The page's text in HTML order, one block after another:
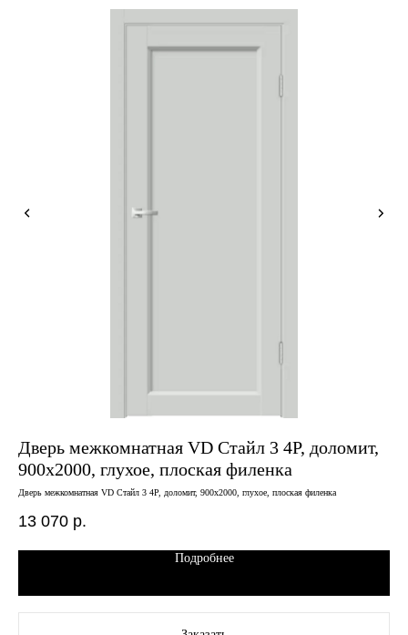
Дверь межкомнатная VD Стайл 3 4P, доломит,
900х2000, глухое, плоская филенка
Дверь межкомнатная VD Стайл 3 4P, доломит, 900х2000, глухое, плоская филенка
13 070 р.
Подробнее